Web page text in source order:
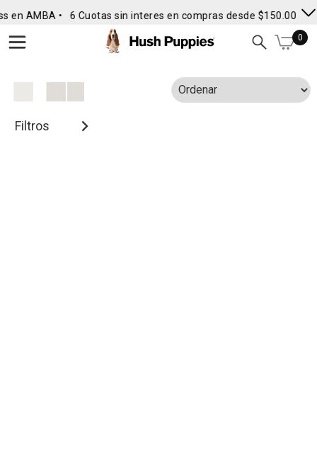
en AMBA • 6 Cuotas sin interes en compras desde $150.000 •
0
Filtros